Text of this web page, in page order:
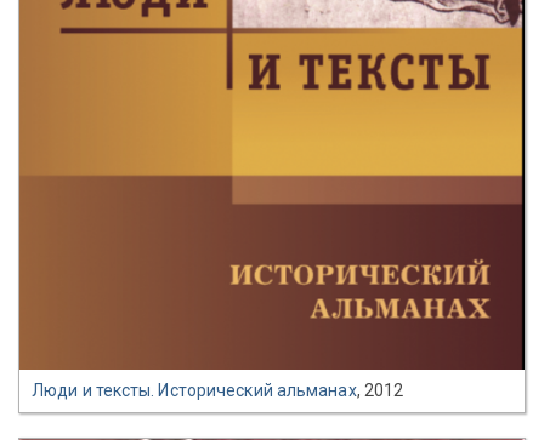
Люди и тексты. Исторический альманах, 2012